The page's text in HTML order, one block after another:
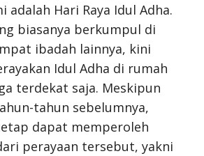
adalah Hari Raya Idul Adha.
biasanya berkumpul di
ibadah lainnya, kini
Idul Adha di rumah
terdekat saja. Meskipun
tahun sebelumnya,
dapat memperoleh
perayaan tersebut, yakni